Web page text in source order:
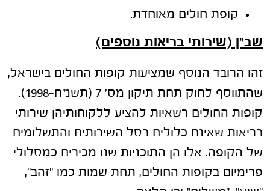
קופת חולים מאוחדת.
שב"ן (שירותי בריאות נוספים)
זהו הרובד הנוסף שמציעות קופות החולים בישראל,
שהתווסף לחוק תחת תיקון מס' 7 (תשנ"ח-1998).
קופות החולים רשאיות להציע ללקוחותיהן שירותי
בריאות שאינם כלולים בסל השירותים והתשלומים
של הקופה. אלו הן התוכניות שנו מכירים כמסלולי
פרימיום בקופות החולים, תחת שמות כמו "זהב",